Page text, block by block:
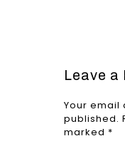
Leave a
Your email
published.
marked *